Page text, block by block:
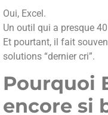
Oui, Excel.
Un outil qui a presque
Et pourtant, il fait
solutions “dernier cri”.
Pourquoi
encore si